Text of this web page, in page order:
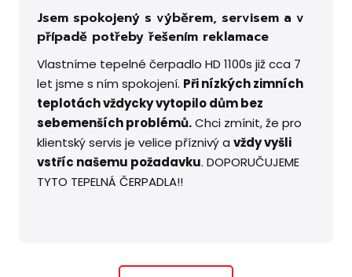
Jsem spokojený s výběrem, servisem a v
případě potřeby řešením reklamace
Vlastníme tepelné čerpadlo HD 1100s již cca 7
let jsme s ním spokojení. Při nízkých zimních
teplotách vždycky vytopilo dům bez
sebemenších problémů.Chci zmínit, že pro
klientský servis je velice příznivý a vždy vyšli
vstříc našemu požadavku. DOPORUČUJEME
TYTO TEPELNÁ ČERPADLA!!